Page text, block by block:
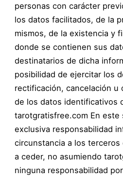
personas con carácter
los datos facilitados, de la
mismos, de la existencia y
donde se contienen sus
destinatarios de dicha
posibilidad de ejercitar los
rectificación, cancelación u
de los datos identificativos
tarotgratisfree.com En este
exclusiva responsabilidad
circunstancia a los
a ceder, no asumiendo
ninguna responsabilidad